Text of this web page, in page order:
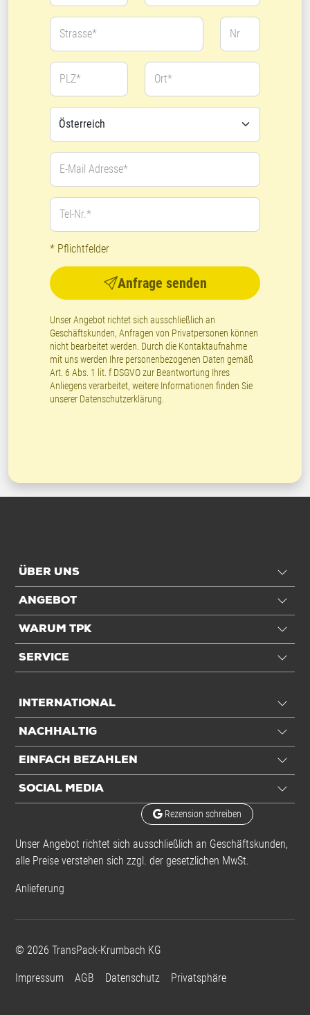
Strasse* Nr
PLZ* Ort*
E-Mail Adresse*
Tel-Nr.*
* Pflichtfelder
Anfrage senden
Unser Angebot richtet sich ausschließlich an
Geschäftskunden, Anfragen von Privatpersonen können
nicht bearbeitet werden. Durch die Kontaktaufnahme
mit uns werden Ihre personenbezogenen Daten gemäß
Art. 6 Abs. 1 lit. f DSGVO zur Beantwortung Ihres
Anliegens verarbeitet, weitere Informationen finden Sie
unserer Datenschutzerklärung.
ÜBER UNS
ANGEBOT
WARUM TPK
SERVICE
INTERNATIONAL
NACHHALTIG
EINFACH BEZAHLEN
SOCIAL MEDIA
Rezension schreiben
Unser Angebot richtet sich ausschließlich an Geschäftskunden,
alle Preise verstehen sich zzgl. der gesetzlichen MwSt.
Anlieferung
© 2026 TransPack-Krumbach KG
Impressum AGB Datenschutz Privatsphäre